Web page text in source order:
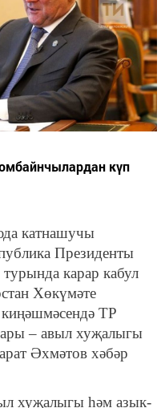
күп
катнашучы
Президенты
карар кабул
Хөкүмәте
ТР
– авыл хуҗалыгы
Әхмәтов хәбәр
хуҗалыгы һәм азык-